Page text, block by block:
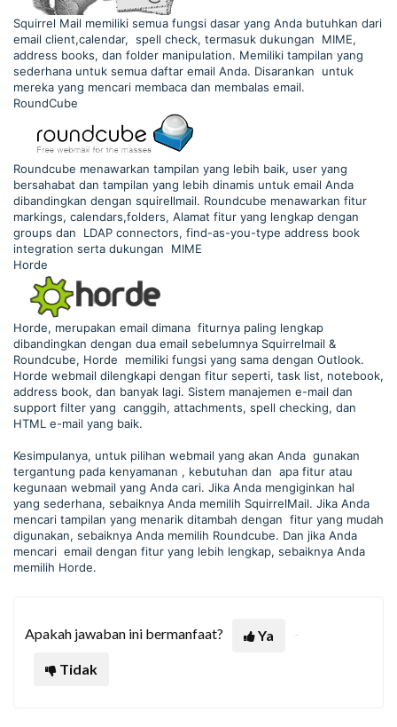
Squirrel Mail memiliki semua fungsi dasar yang Anda butuhkan dari
email client,calendar, spell check, termasuk dukungan MIME,
address books, dan folder manipulation. Memiliki tampilan yang
sederhana untuk semua daftar email Anda. Disarankan untuk
mereka yang mencari membaca dan membalas email.
RoundCube
Roundcube menawarkan tampilan yang lebih baik, user yang
bersahabat dan tampilan yang lebih dinamis untuk email Anda
dibandingkan dengan squirellmail. Roundcube menawarkan fitur
markings, calendars,folders, Alamat fitur yang lengkap dengan
groups dan LDAP connectors, find-as-you-type address book
integration serta dukungan MIME
Horde
Horde, merupakan email dimana fiturnya paling lengkap
dibandingkan dengan dua email sebelumnya Squirrelmail &
Roundcube, Horde memiliki fungsi yang sama dengan Outlook.
Horde webmail dilengkapi dengan fitur seperti, task list, notebook,
address book, dan banyak lagi. Sistem manajemen e-mail dan
support filter yang canggih, attachments, spell checking, dan
HTML e-mail yang baik.
Kesimpulanya, untuk pilihan webmail yang akan Anda gunakan
tergantung pada kenyamanan , kebutuhan dan apa fitur atau
kegunaan webmail yang Anda cari. Jika Anda mengiginkan hal
yang sederhana, sebaiknya Anda memilih SquirrelMail. Jika Anda
mencari tampilan yang menarik ditambah dengan fitur yang mudah
digunakan, sebaiknya Anda memilih Roundcube. Dan jika Anda
mencari email dengan fitur yang lebih lengkap, sebaiknya Anda
memilih Horde.
Apakah jawaban ini bermanfaat?
Ya
Tidak